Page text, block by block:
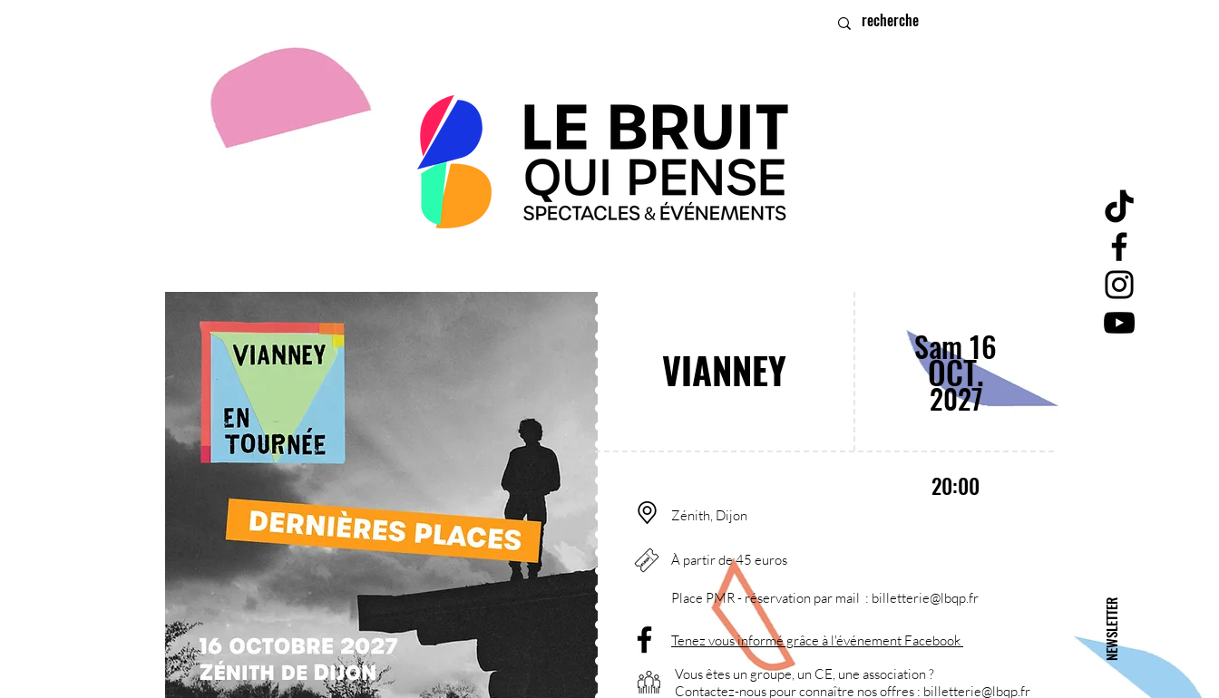
VIANNEY Sam 16
OCT.
2027
Zénith, Dijon
À partir de 45 euros
Place PMR - réservation par mail : billetterie@lbqp.fr
Tenez vous informé grâce à l'événement Facebook
Vous êtes un groupe, un CE, une association ?
Contactez-nous pourconnaître nos offres : billetterie@lbqp.fr
20:00
NEWSLETTER